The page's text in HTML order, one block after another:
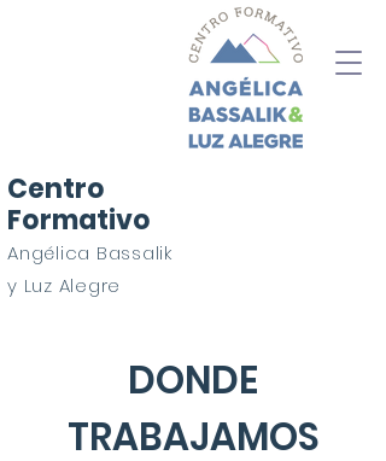
Centro
Formativo
Angélica Bassalik
y Luz Alegre
DONDE
TRABAJAMOS